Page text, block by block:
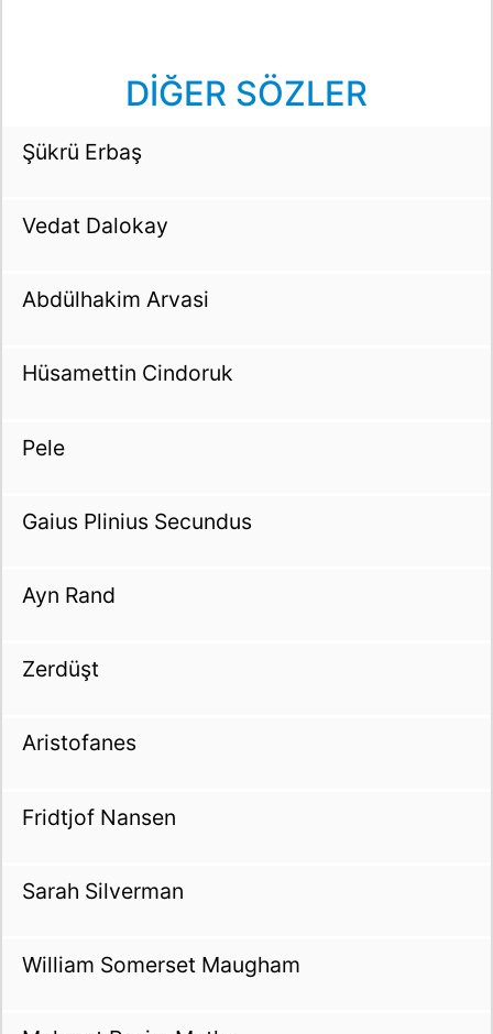
DİĞER SÖZLER
Şükrü Erbaş
Vedat Dalokay
Abdülhakim Arvasi
Hüsamettin Cindoruk
Pele
Gaius Plinius Secundus
Ayn Rand
Zerdüşt
Aristofanes
Fridtjof Nansen
Sarah Silverman
William Somerset Maugham